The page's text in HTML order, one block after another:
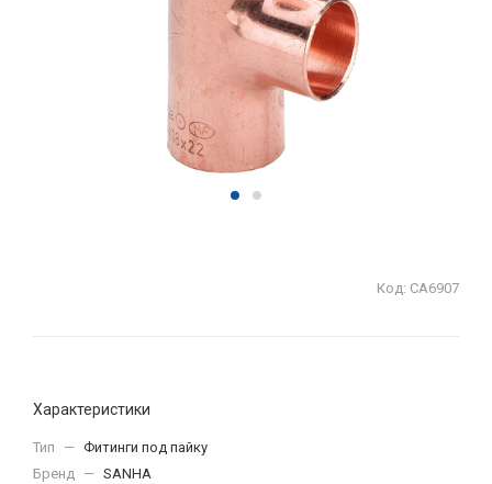
Код: СА6907
Характеристики
Тип — Фитинги под пайку
Бренд — SANHA